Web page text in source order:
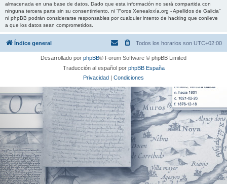
almacenada en una base de datos. Dado que esta información no será compartida con
ninguna tercera parte sin su consentimiento, ni “Foros Xenealoxía.org - Apellidos de Galicia”
ni phpBB podrán considerarse responsables por cualquier intento de hacking que conlleve
a que los datos sean comprometidos.
Índice general Todos los horarios son UTC+02:00
Desarrollado por phpBB® Forum Software © phpBB Limited
Traducción al español por phpBB España
Privacidad | Condiciones